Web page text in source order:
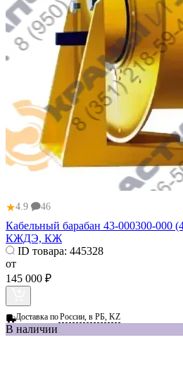
★4.9 46
Кабельный барабан 43-000300-
КЖДЭ, КЖ
ID товара: 445328
от
145 000 ₽
Доставка поРоссии, в РБ, KZ
В наличии